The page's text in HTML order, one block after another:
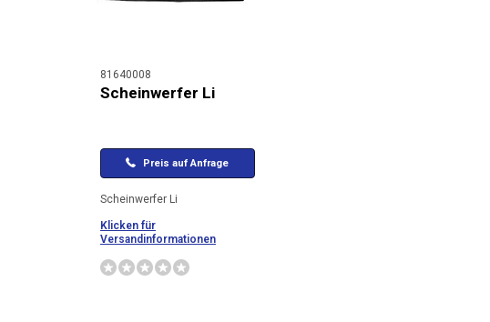
81640008
Scheinwerfer Li
Preis auf Anfrage
Scheinwerfer Li
Klicken für
Versandinformationen